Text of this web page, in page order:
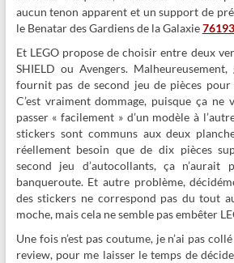
aucun tenon apparent et un support de
le Benatar des Gardiens de la Galaxie
Et LEGO propose de choisir entre deux
SHIELD ou Avengers.
fournit pas de second jeu de pièces
C’est vraiment dommage, puisque ça ne
passer « facilement » d’un modèle à
stickers sont communs aux deux
réellement besoin que de dix pièces
second jeu d’autocollants, ça n’aurait
banqueroute. Et autre problème,
des stickers ne correspond pas du tout
moche, mais cela ne semble pas embêter
Une fois n’est pas coutume, je n’ai pas
review, pour me laisser le temps de